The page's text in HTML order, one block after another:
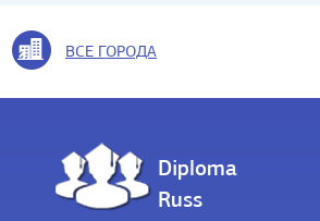
ВСЕ ГОРОДА
Diploma
Russ